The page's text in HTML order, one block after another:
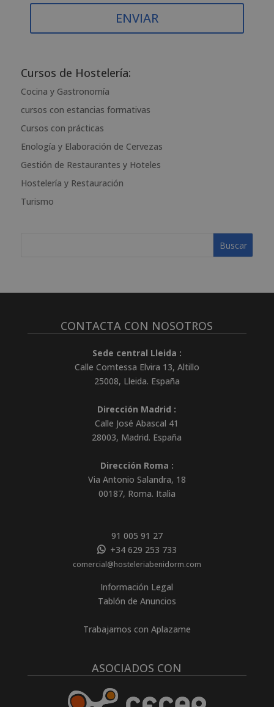
suficientemente, dirigiéndose a la dirección admin@grupoesneca.com.
Desea recibir información comercial (vía telefónica y/o email):
t
r
n
a
i
v
e
Cursos de Hostelería:
Cocina y Gastronomía
cursos con estancias formativas
Cursos con prácticas
Enología y Elaboración de Cervezas
Gestión de Restaurantes y Hoteles
Hostelería y Restauración
Turismo
CONTACTA CON NOSOTROS
Sede central Lleida :
Calle Comtessa Elvira 13, Altillo
25008, Lleida. España
Dirección Madrid :
Calle José Abascal 41
28003, Madrid. España
Dirección Roma :
Via Antonio Salandra, 18
00187, Roma. Italia
91 005 91 27
+34 629 253 733
comercial@hosteleriabenidorm.com
Información Legal
Tablón de Anuncios
Trabajamos con Aplazame
ASOCIADOS CON